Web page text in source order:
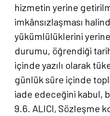
hizmetin yerine
imkânsızlaşması
yükümlülüklerini
durumu, öğrendiği
içinde yazılı olarak
günlük süre içinde
iade edeceğini kabul,
9.6. ALICI, Sözleşme